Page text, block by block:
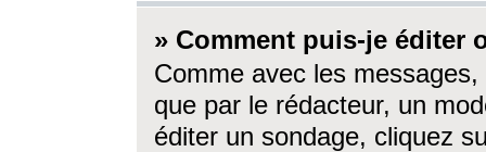
» Comment puis-je éditer
Comme avec les
que par le rédacteur, un
éditer un sondage, cliquez